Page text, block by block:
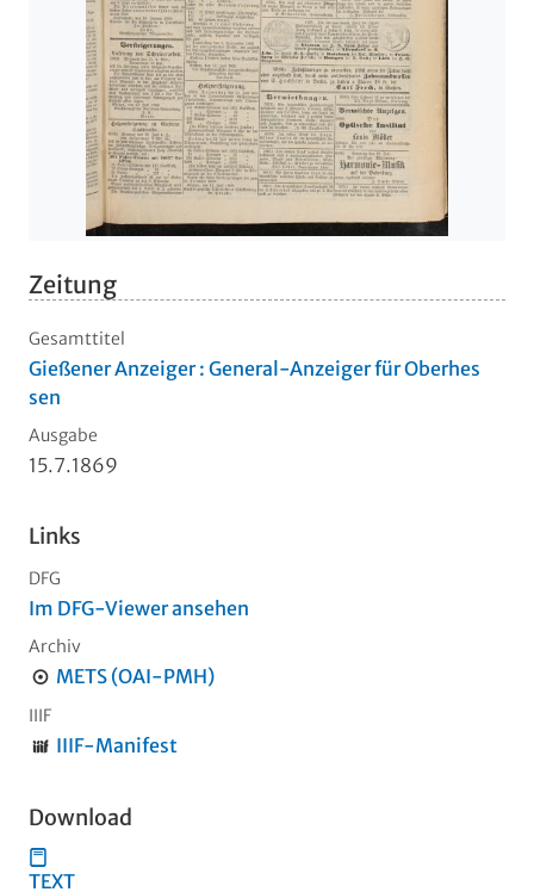
Zeitung
Gesamttitel
Gießener Anzeiger : General-Anzeiger für Oberhes
sen
Ausgabe
15.7.1869
Links
DFG
Im DFG-Viewer ansehen
Archiv
METS (OAI-PMH)
IIIF
IIIF-Manifest
Download
TEXT